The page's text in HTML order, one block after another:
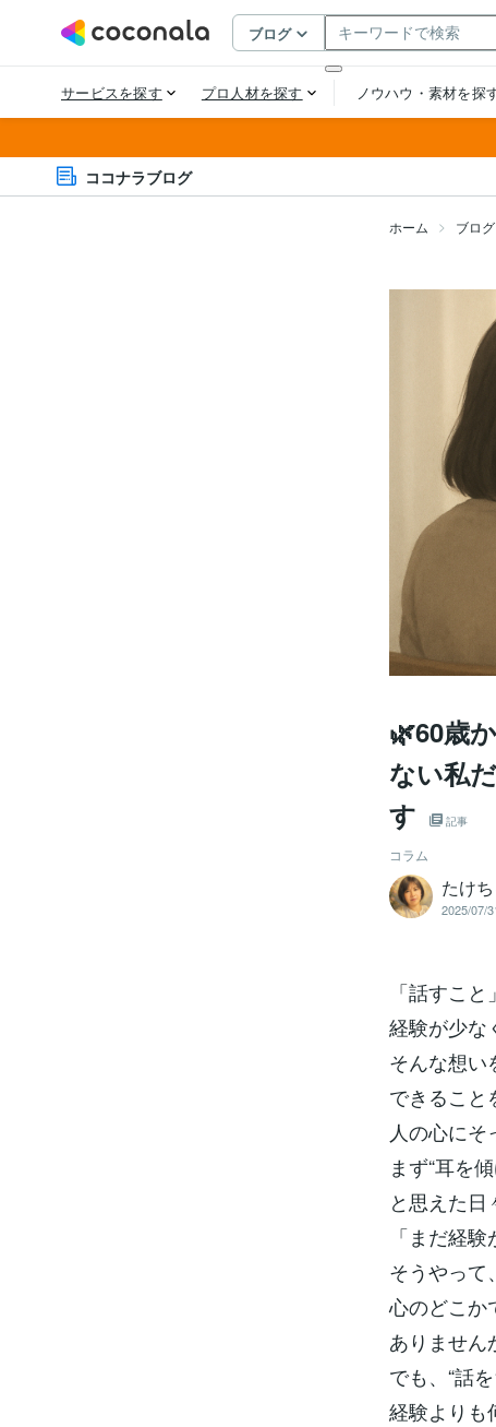
ココナラブログ
ホーム ブロ
🌿60歳
ない私
す
記事
コラム
たけ
2025/07/
「話すこ
経験が少な
そんな想い
できること
人の心にそ
まず“耳を
と思えた日
「まだ経
そうやって、
心のどこか
ありません
でも、“話
経験よりも